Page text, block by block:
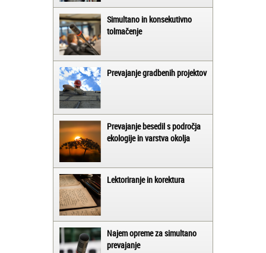
Simultano in konsekutivno
tolmačenje
Prevajanje gradbenih projektov
Prevajanje besedil s področja
ekologije in varstva okolja
Lektoriranje in korektura
Najem opreme za simultano
prevajanje